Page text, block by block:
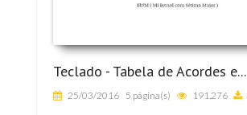
Teclado - Tabela de Acordes e...
25/03/2016 5 página(s) 191.276